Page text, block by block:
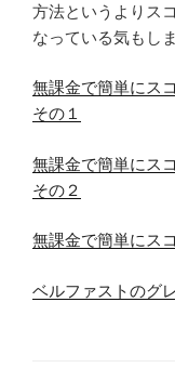
方法というよりス
なっている気もし
無課金で簡単にス
その１
無課金で簡単にス
その２
無課金で簡単にス
ベルファストのグ